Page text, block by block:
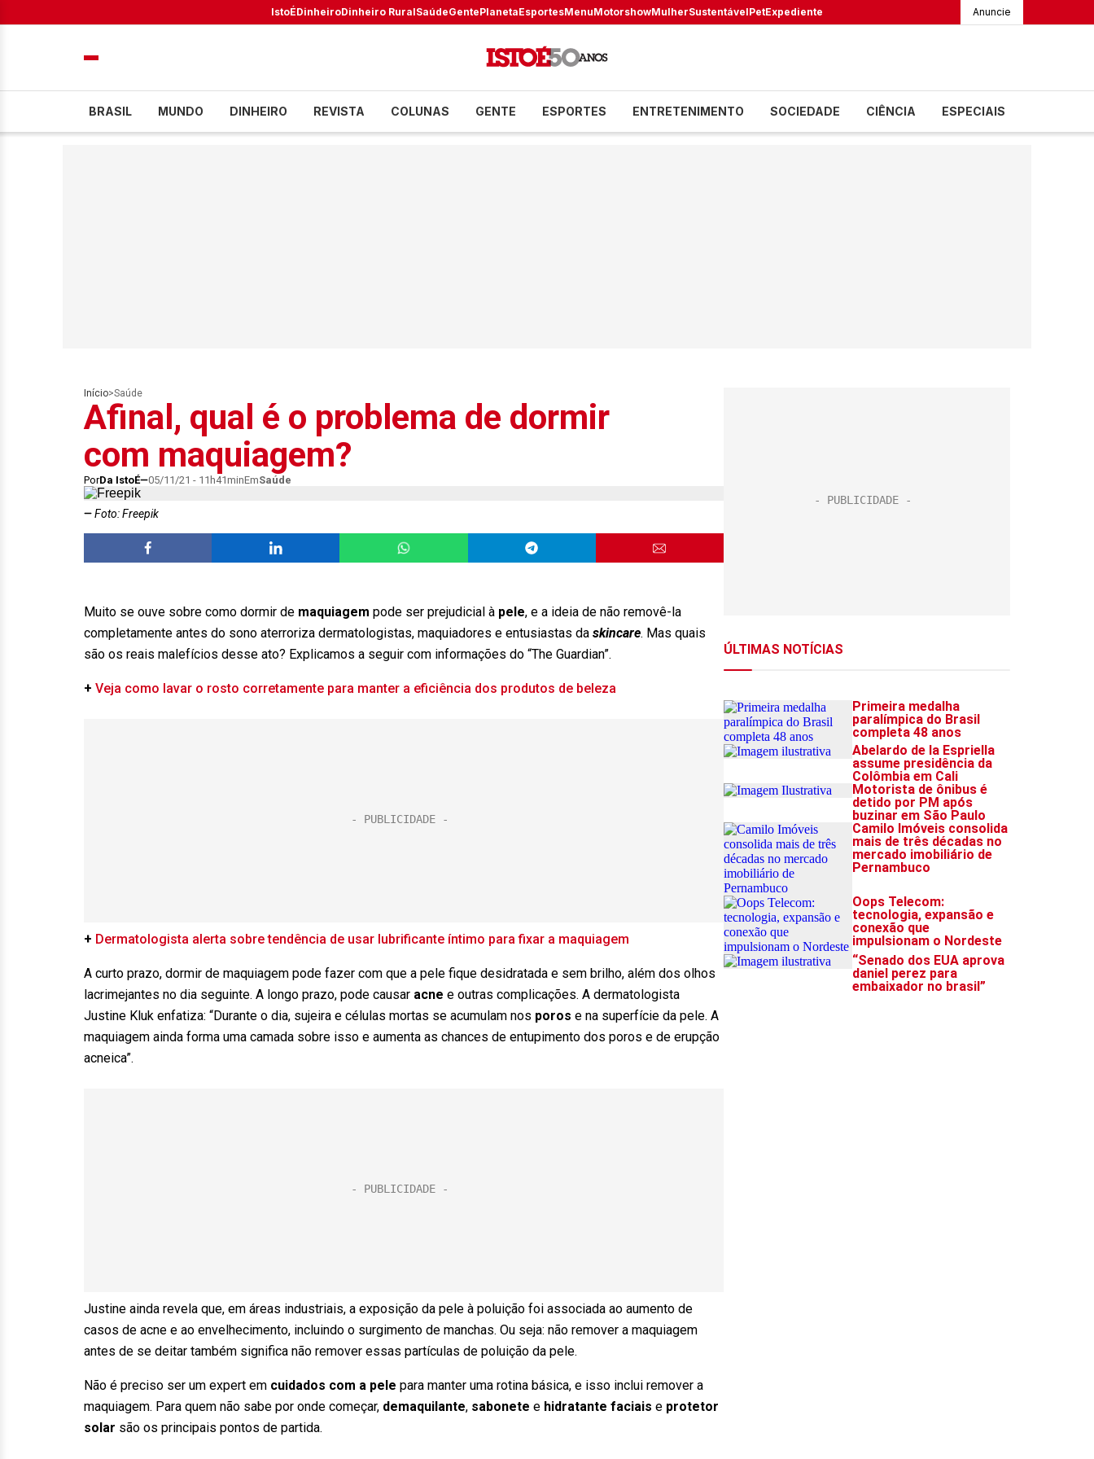
IstoÉDinheiroDinheiro RuralSaúdeGentePlanetaEsportesMenuMotorshowMulherSustentávelPetExpediente Anuncie
BRASIL MUNDO DINHEIRO REVISTA COLUNAS GENTE ESPORTES ENTRETENIMENTO SOCIEDADE CIÊNCIA ESPECIAIS
Início>Saúde
Afinal, qual é o problema de dormir
com maquiagem?
PorDa IstoÉ 05/11/21 - 11h41minEmSaúde
Foto: Freepik
Muito se ouve sobre como dormir de maquiagem pode ser prejudicial à pele, e a ideia de não removê-la
completamente antes do sono aterroriza dermatologistas, maquiadores e entusiastas da skincare. Mas quais
são os reais malefícios desse ato? Explicamos a seguir com informações do “The Guardian”.
+ Veja como lavar o rosto corretamente para manter a eficiência dos produtos de beleza
+ Dermatologista alerta sobre tendência de usar lubrificante íntimo para fixar a maquiagem
A curto prazo, dormir de maquiagem pode fazer com que a pele fique desidratada e sem brilho, além dos olhos
lacrimejantes no dia seguinte. A longo prazo, pode causar acne e outras complicações. A dermatologista
Justine Kluk enfatiza: “Durante o dia, sujeira e células mortas se acumulam nos poros e na superfície da pele. A
maquiagem ainda forma uma camada sobre isso e aumenta as chances de entupimento dos poros e de erupção
acneica”.
Justine ainda revela que, em áreas industriais, a exposição da pele à poluição foi associada ao aumento de
casos de acne e ao envelhecimento, incluindo o surgimento de manchas. Ou seja: não remover a maquiagem
antes de se deitar também significa não remover essas partículas de poluição da pele.
Não é preciso ser um expert em cuidados com a pele para manter uma rotina básica, e isso inclui remover a
maquiagem. Para quem não sabe por onde começar, demaquilante, sabonete e hidratante faciais e protetor
solar são os principais pontos de partida.